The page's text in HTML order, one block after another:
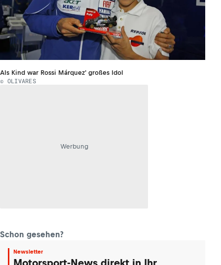
Als Kind war Rossi Márquez' großes Idol
© OLIVARES
Werbung
Schon gesehen?
Newsletter
Motorsport-News direkt in Ihr